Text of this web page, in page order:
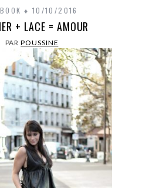
10/10/2016
+ LACE = AMOUR
PARPOUSSINE